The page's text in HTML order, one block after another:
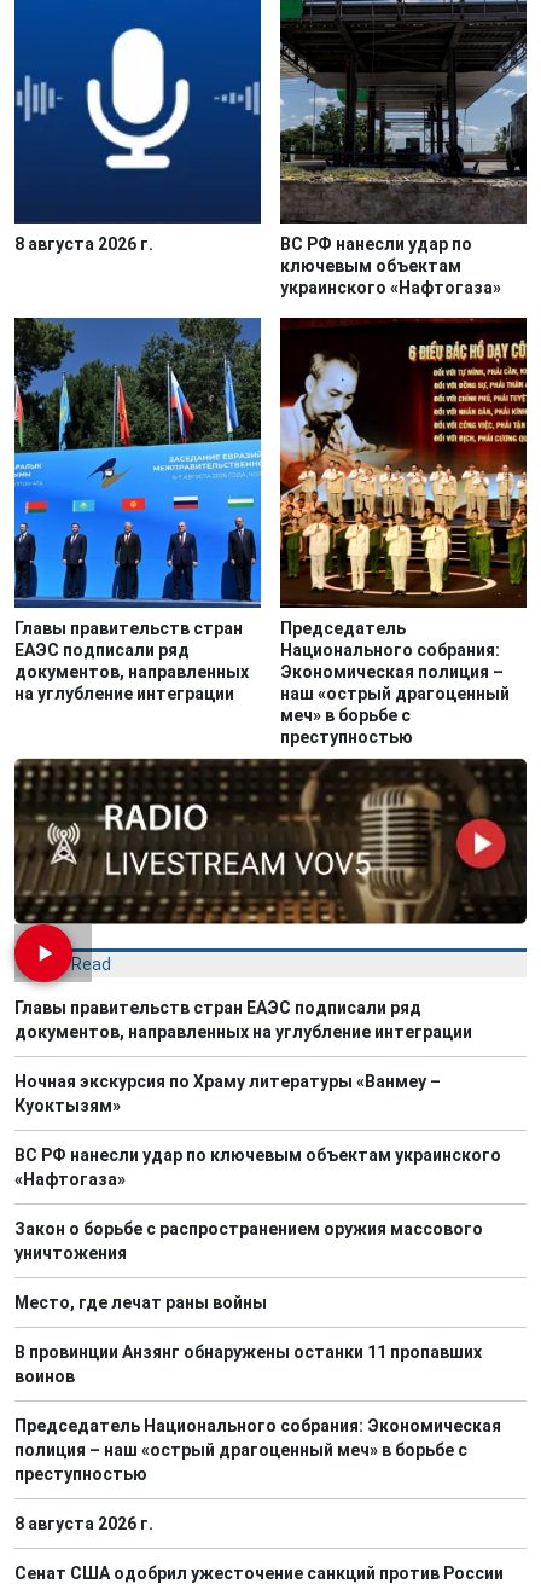
8 августа 2026 г.
ВС РФ нанесли удар по
ключевым объектам
украинского «Нафтогаза»
Главы правительств стран
ЕАЭС подписали ряд
документов, направленных
на углубление интеграции
Председатель
Национального собрания:
Экономическая полиция –
наш «острый драгоценный
меч» в борьбе с
преступностью
Most Read
Главы правительств стран ЕАЭС подписали ряд
документов, направленных на углубление интеграции
Ночная экскурсия по Храму литературы «Ванмеу –
Куоктызям»
ВС РФ нанесли удар по ключевым объектам украинского
«Нафтогаза»
Закон о борьбе с распространением оружия массового
уничтожения
Место, где лечат раны войны
В провинции Анзянг обнаружены останки 11 пропавших
воинов
Председатель Национального собрания: Экономическая
полиция – наш «острый драгоценный меч» в борьбе с
преступностью
8 августа 2026 г.
Сенат США одобрил ужесточение санкций против России